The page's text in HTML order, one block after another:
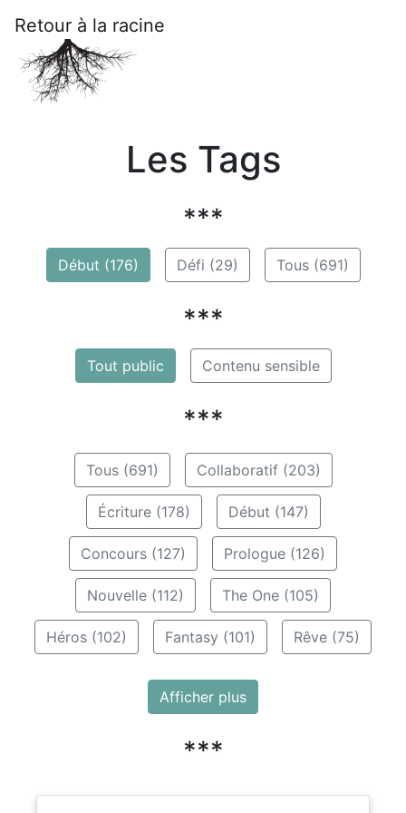
Retour à la racine
Les Tags
***
Début (176) Défi (29) Tous (691)
***
Tout public Contenu sensible
***
Tous (691) Collaboratif (203)
Écriture (178) Début (147)
Concours (127) Prologue (126)
Nouvelle (112) The One (105)
Héros (102) Fantasy (101) Rêve (75)
Afficher plus
***